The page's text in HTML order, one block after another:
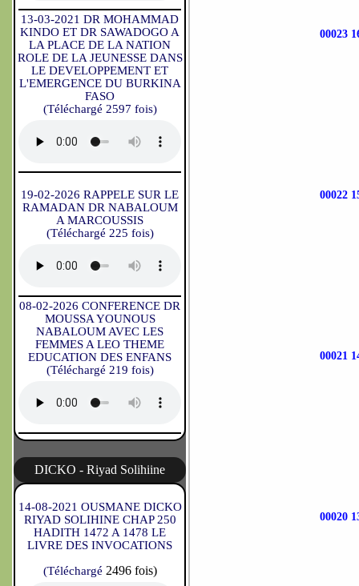
13-03-2021 DR MOHAMMAD
KINDO ET DR SAWADOGO A
LA PLACE DE LA NATION
ROLE DE LA JEUNESSE DANS
LE DEVELOPPEMENT ET
L'EMERGENCE DU BURKINA
FASO
(Téléchargé 2597 fois)
19-02-2026 RAPPELE SUR LE
RAMADAN DR NABALOUM
A MARCOUSSIS
(Téléchargé 225 fois)
08-02-2026 CONFERENCE DR
MOUSSA YOUNOUS
NABALOUM AVEC LES
FEMMES A LEO THEME
EDUCATION DES ENFANS
(Téléchargé 219 fois)
DICKO - Riyad Solihiine
14-08-2021 OUSMANE DICKO
RIYAD SOLIHINE CHAP 250
HADITH 1472 A 1478 LE
LIVRE DES INVOCATIONS
(Téléchargé 2496 fois)
00023
00022
00021
00020